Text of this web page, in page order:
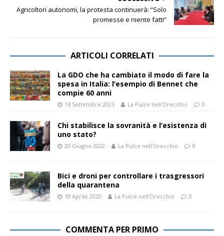
Agricoltori autonomi, la protesta continuerà: “Solo
promesse e niente fatti”
ARTICOLI CORRELATI
La GDO che ha cambiato il modo di fare la
spesa in Italia: l’esempio di Bennet che
compie 60 anni
14 Settembre 2025 La Pulce nell'Orecchio 0
Chi stabilisce la sovranità e l’esistenza di
uno stato?
20 Giugno 2022 La Pulce nell'Orecchio 0
Bici e droni per controllare i trasgressori
della quarantena
18 Aprile 2020 La Pulce nell'Orecchio 0
COMMENTA PER PRIMO